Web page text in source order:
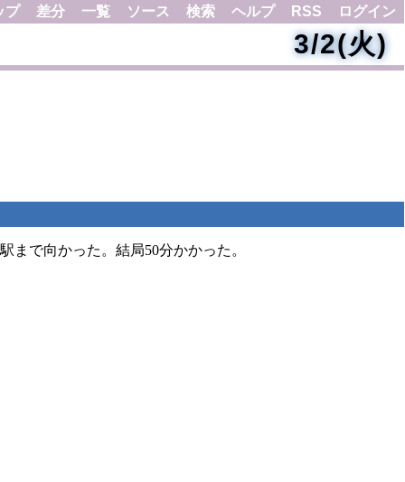
プ 差分 一覧 ソース 検索 ヘルプ RSS ログイン
3/2(火)
で向かった。結局50分かかった。